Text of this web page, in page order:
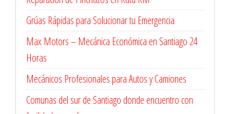
Grúas Rápidas para Solucionar tu Emergencia
Max Motors – Mecánica Económica en Santiago 24
Horas
Mecánicos Profesionales para Autos y Camiones
Comunas del sur de Santiago donde encuentro con